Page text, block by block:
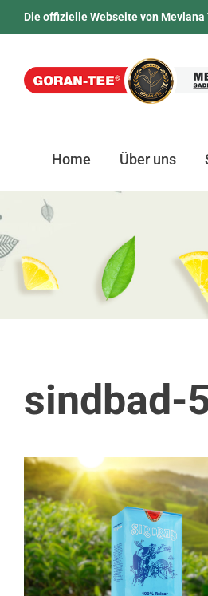
Die offizielle Webseite von Mevlana
Home Über uns
sindbad-